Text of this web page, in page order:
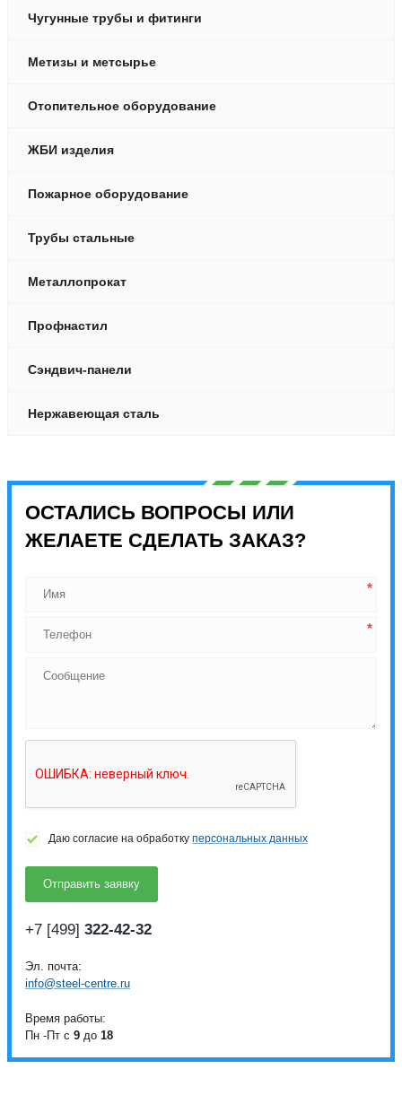
Чугунные трубы и фитинги
Метизы и метсырье
Отопительное оборудование
ЖБИ изделия
Пожарное оборудование
Трубы стальные
Металлопрокат
Профнастил
Сэндвич-панели
Нержавеющая сталь
ОСТАЛИСЬ ВОПРОСЫ ИЛИ
ЖЕЛАЕТЕ СДЕЛАТЬ ЗАКАЗ?
Даю согласие на обработку персональных данных
+7 [499] 322-42-32
Эл. почта:
info@steel-centre.ru
Время работы:
Пн -Пт с 9 до 18